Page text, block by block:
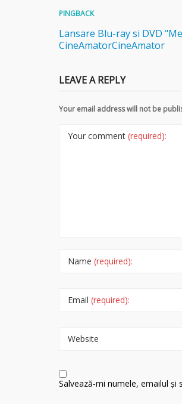
PINGBACK
Lansare Blu-ray si DVD
CineAmatorCineAmator
LEAVE A REPLY
Your email address will not be
Your comment (required):
Name (required):
Email (required):
Website
Salvează-mi numele, emailul